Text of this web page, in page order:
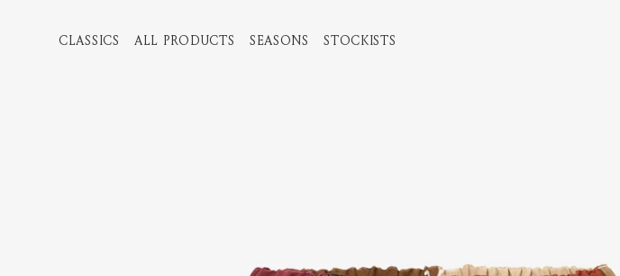
CLASSICS ALL PRODUCTS SEASONS STOCKISTS